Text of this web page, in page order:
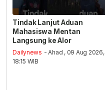
Tindak Lanjut Aduan
Mahasiswa Mentan
Langsung ke Alor
Dailynews - Ahad , 09 Aug 2026,
18:15 WIB